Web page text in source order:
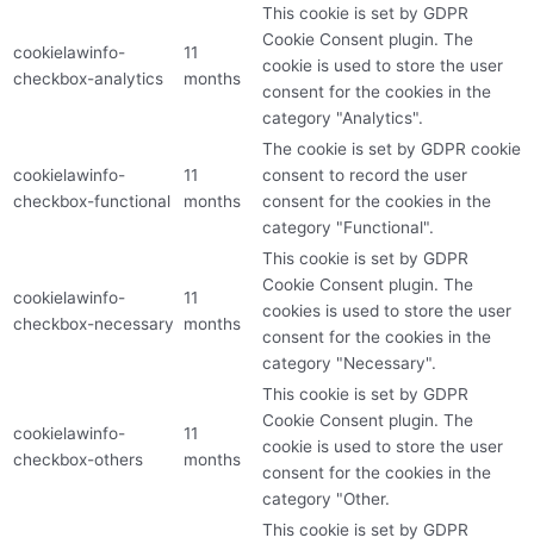
cookielawinfo-
checkbox-analytics
11
months
This cookie is set by GDPR
Cookie Consent plugin. The
cookie is used to store the user
consent for the cookies in the
category "Analytics".
cookielawinfo-
checkbox-functional
11
months
The cookie is set by GDPR cookie
consent to record the user
consent for the cookies in the
category "Functional".
cookielawinfo-
checkbox-necessary
11
months
This cookie is set by GDPR
Cookie Consent plugin. The
cookies is used to store the user
consent for the cookies in the
category "Necessary".
cookielawinfo-
checkbox-others
11
months
This cookie is set by GDPR
Cookie Consent plugin. The
cookie is used to store the user
consent for the cookies in the
category "Other.
This cookie is set by GDPR